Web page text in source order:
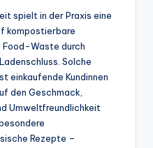
spielt in der Praxis eine
kompostierbare
Food-Waste durch
Solche
einkaufende Kundinnen
den Geschmack,
Umweltfreundlichkeit
besondere
Rezepte –